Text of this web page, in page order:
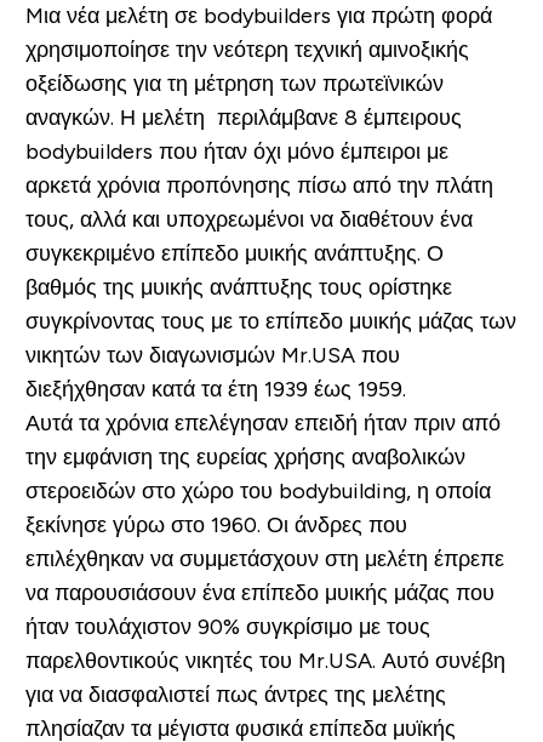
Mια νέα μελέτη σε bodybuilders για πρώτη φορά
χρησιμοποίησε την νεότερη τεχνική αμινοξικής
οξείδωσης για τη μέτρηση των πρωτεϊνικών
αναγκών. Η μελέτη περιλάμβανε 8 έμπειρους
bodybuilders που ήταν όχι μόνο έμπειροι με
αρκετά χρόνια προπόνησης πίσω από την πλάτη
τους, αλλά και υποχρεωμένοι να διαθέτουν ένα
συγκεκριμένο επίπεδο μυικής ανάπτυξης. Ο
βαθμός της μυικής ανάπτυξης τους ορίστηκε
συγκρίνοντας τους με το επίπεδο μυικής μάζας των
νικητών των διαγωνισμών Mr.USA που
διεξήχθησαν κατά τα έτη 1939 έως 1959.
Αυτά τα χρόνια επελέγησαν επειδή ήταν πριν από
την εμφάνιση της ευρείας χρήσης αναβολικών
στεροειδών στο χώρο του bodybuilding, η οποία
ξεκίνησε γύρω στο 1960. Οι άνδρες που
επιλέχθηκαν να συμμετάσχουν στη μελέτη έπρεπε
να παρουσιάσουν ένα επίπεδο μυικής μάζας που
ήταν τουλάχιστον 90% συγκρίσιμο με τους
παρελθοντικούς νικητές του Mr.USA. Αυτό συνέβη
για να διασφαλιστεί πως άντρες της μελέτης
πλησίαζαν τα μέγιστα φυσικά επίπεδα μυϊκής